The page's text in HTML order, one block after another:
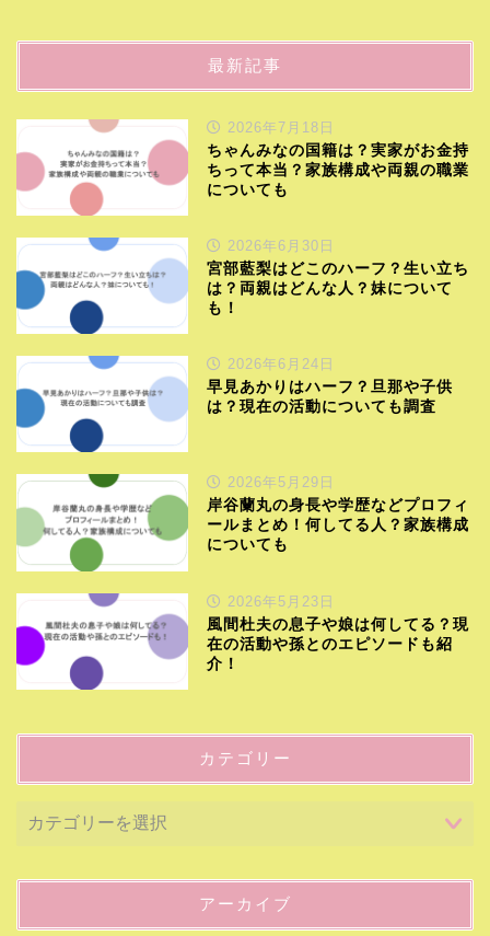
最新記事
2026年7月18日
ちゃんみなの国籍は？実家がお金持
ちって本当？家族構成や両親の職業
についても
2026年6月30日
宮部藍梨はどこのハーフ？生い立ち
は？両親はどんな人？妹について
も！
2026年6月24日
早見あかりはハーフ？旦那や子供
は？現在の活動についても調査
2026年5月29日
岸谷蘭丸の身長や学歴などプロフィ
ールまとめ！何してる人？家族構成
についても
2026年5月23日
風間杜夫の息子や娘は何してる？現
在の活動や孫とのエピソードも紹
介！
カテゴリー
アーカイブ